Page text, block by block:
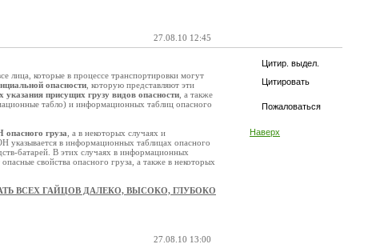
27.08.10 12:45
Цитир. выдел.
Цитировать
Пожаловаться
Наверх
лица, которые в процессе транспортировки могут
опасности , которую представляют эти
присущих грузу видов опасности , а также
табло) и информационных таблиц опасного
груза , а в некоторых случаях и
указывается в информационных таблицах опасного
батарей. В этих случаях в информационных
свойства опасного груза, а также в некоторых
ВСЕХ ГАЙЦОВ ДАЛЕКО, ВЫСОКО, ГЛУБОКО
27.08.10 13:00